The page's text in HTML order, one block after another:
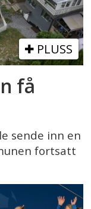
PLUSS
få
sende inn en
fortsatt